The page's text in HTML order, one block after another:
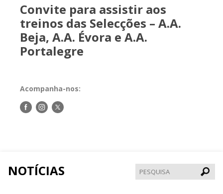
Convite para assistir aos
treinos das Selecções – A.A.
Beja, A.A. Évora e A.A.
Portalegre
Acompanha-nos:
Siga-Siga-Siga-
NOTÍCIAS